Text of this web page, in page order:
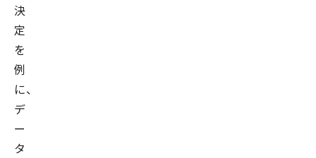
決
定
を
例
に、
デ
ー
タ